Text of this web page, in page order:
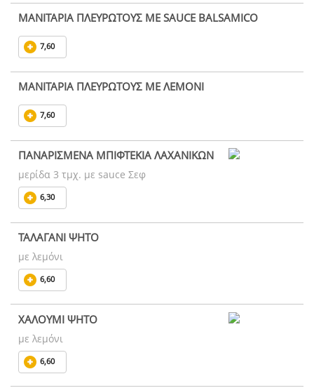
ΜΑΝΙΤΑΡΙΑ ΠΛΕΥΡΩΤΟΥΣ ΜΕ SAUCE BALSAMICO
7,60
ΜΑΝΙΤΑΡΙΑ ΠΛΕΥΡΩΤΟΥΣ ΜΕ ΛΕΜΟΝΙ
7,60
ΠΑΝΑΡΙΣΜΕΝΑ ΜΠΙΦΤΕΚΙΑ ΛΑΧΑΝΙΚΩΝ
μερίδα 3 τμχ. με sauce Σεφ
6,30
ΤΑΛΑΓΑΝΙ ΨΗΤΟ
με λεμόνι
6,60
ΧΑΛΟΥΜΙ ΨΗΤΟ
με λεμόνι
6,60